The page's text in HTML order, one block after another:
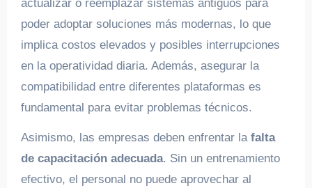
actualizar o reemplazar sistemas antiguos para
poder adoptar soluciones más modernas, lo que
implica costos elevados y posibles interrupciones
en la operatividad diaria. Además, asegurar la
compatibilidad entre diferentes plataformas es
fundamental para evitar problemas técnicos.
Asimismo, las empresas deben enfrentar la falta
de capacitación adecuada. Sin un entrenamiento
efectivo, el personal no puede aprovechar al